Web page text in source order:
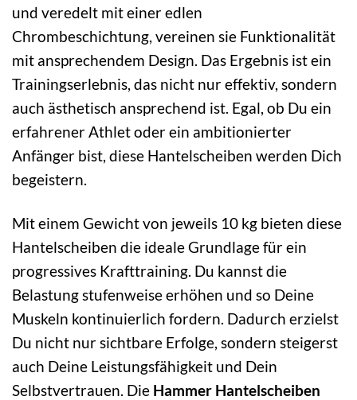
und veredelt mit einer edlen
Chrombeschichtung, vereinen sie Funktionalität
mit ansprechendem Design. Das Ergebnis ist ein
Trainingserlebnis, das nicht nur effektiv, sondern
auch ästhetisch ansprechend ist. Egal, ob Du ein
erfahrener Athlet oder ein ambitionierter
Anfänger bist, diese Hantelscheiben werden Dich
begeistern.
Mit einem Gewicht von jeweils 10 kg bieten diese
Hantelscheiben die ideale Grundlage für ein
progressives Krafttraining. Du kannst die
Belastung stufenweise erhöhen und so Deine
Muskeln kontinuierlich fordern. Dadurch erzielst
Du nicht nur sichtbare Erfolge, sondern steigerst
auch Deine Leistungsfähigkeit und Dein
Selbstvertrauen. Die Hammer Hantelscheiben